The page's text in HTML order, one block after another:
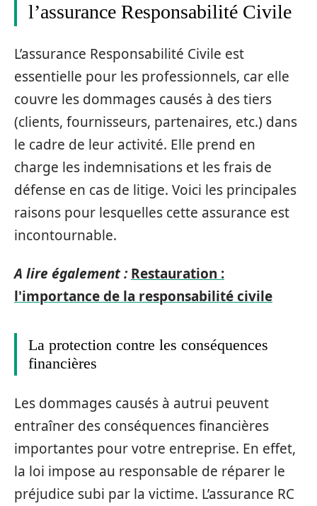
l’assurance Responsabilité Civile
L’assurance Responsabilité Civile est
essentielle pour les professionnels, car elle
couvre les dommages causés à des tiers
(clients, fournisseurs, partenaires, etc.) dans
le cadre de leur activité. Elle prend en
charge les indemnisations et les frais de
défense en cas de litige. Voici les principales
raisons pour lesquelles cette assurance est
incontournable.
A lire également : Restauration :
l'importance de la responsabilité civile
La protection contre les conséquences
financières
Les dommages causés à autrui peuvent
entraîner des conséquences financières
importantes pour votre entreprise. En effet,
la loi impose au responsable de réparer le
préjudice subi par la victime. L’assurance RC